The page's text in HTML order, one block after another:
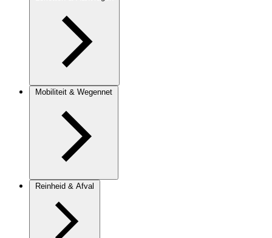
Mobiliteit & Wegennet
Reinheid & Afval